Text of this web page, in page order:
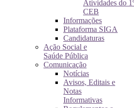
Atividades do
CEB
Informações
Plataforma SIGA
Candidaturas
Ação Social e
Saúde Pública
Comunicação
Notícias
Avisos, Editais e
Notas
Informativas